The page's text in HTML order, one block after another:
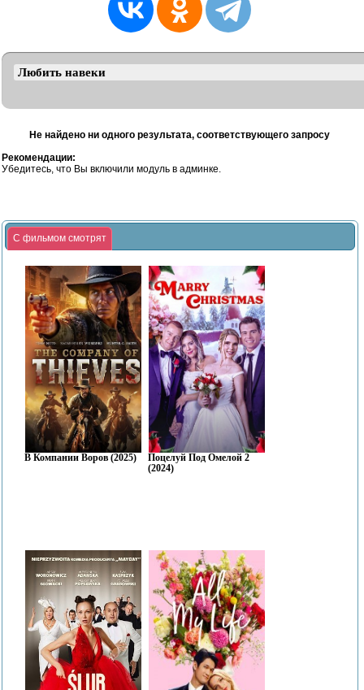
Не найдено ни одного результата, соответствующего запросу
Рекомендации:
Убедитесь, что Вы включили модуль в админке.
С фильмом смотрят
В Компании Воров (2025)
Поцелуй Под Омелой 2
(2024)